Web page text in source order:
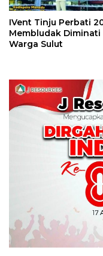
IVent Tinju Perbati
Membludak Diminati
Warga Sulut